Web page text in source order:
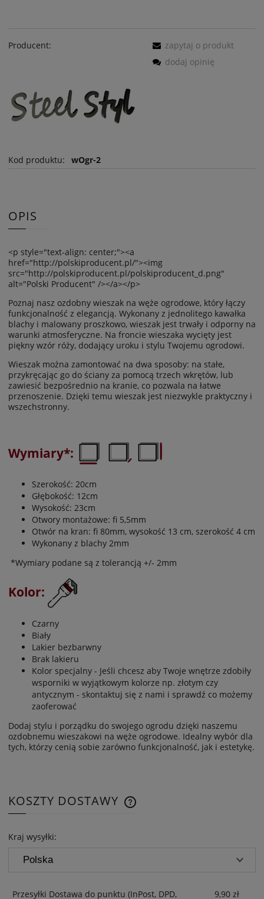
Producent:
Kod produktu: wOgr-2
zapytaj o produkt
dodaj opinię
OPIS
<p style="text-align: center;"><a
href="http://polskiproducent.pl/"><img
src="http://polskiproducent.pl/polskiproducent_d.png"
alt="Polski Producent" /></a></p>
Poznaj nasz ozdobny wieszak na węże ogrodowe, który łączy
funkcjonalność z elegancją. Wykonany z jednolitego kawałka
blachy i malowany proszkowo, wieszak jest trwały i odporny na
warunki atmosferyczne. Na froncie wieszaka wycięty jest
piękny wzór róży, dodający uroku i stylu Twojemu ogrodowi.
Wieszak można zamontować na dwa sposoby: na stałe,
przykręcając go do ściany za pomocą trzech wkrętów, lub
zawiesić bezpośrednio na kranie, co pozwala na łatwe
przenoszenie. Dzięki temu wieszak jest niezwykle praktyczny i
wszechstronny.
Wymiary*:
Szerokość: 20cm
Głębokość: 12cm
Wysokość: 23cm
Otwory montażowe: fi 5,5mm
Otwór na kran: fi 80mm, wysokość 13 cm, szerokość 4 cm
Wykonany z blachy 2mm
*Wymiary podane są z tolerancją +/- 2mm
Kolor:
Czarny
Biały
Lakier bezbarwny
Brak lakieru
Kolor specjalny - Jeśli chcesz aby Twoje wnętrze zdobiły
wsporniki w wyjątkowym kolorze np. złotym czy
antycznym - skontaktuj się z nami i sprawdź co możemy
zaoferować
Dodaj stylu i porządku do swojego ogrodu dzięki naszemu
ozdobnemu wieszakowi na węże ogrodowe. Idealny wybór dla
tych, którzy cenią sobie zarówno funkcjonalność, jak i estetykę.
KOSZTY DOSTAWY
Kraj wysyłki:
Przesyłki Dostawa do punktu (InPost, DPD,
9,90 zł